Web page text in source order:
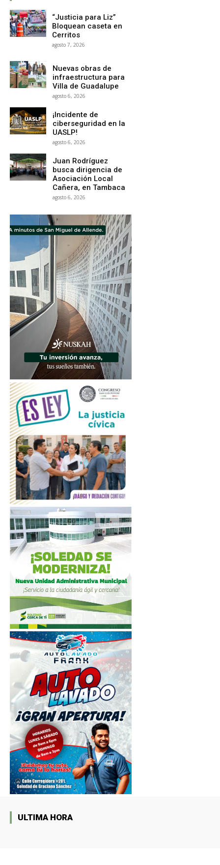
“Justicia para Liz”
Bloquean caseta en
Cerritos
agosto 7, 2026
Nuevas obras de
infraestructura para
Villa de Guadalupe
agosto 6, 2026
¡Incidente de
ciberseguridad en la
UASLP!
agosto 6, 2026
Juan Rodríguez
busca dirigencia de
Asociación Local
Cañera, en Tambaca
agosto 6, 2026
ULTIMA HORA